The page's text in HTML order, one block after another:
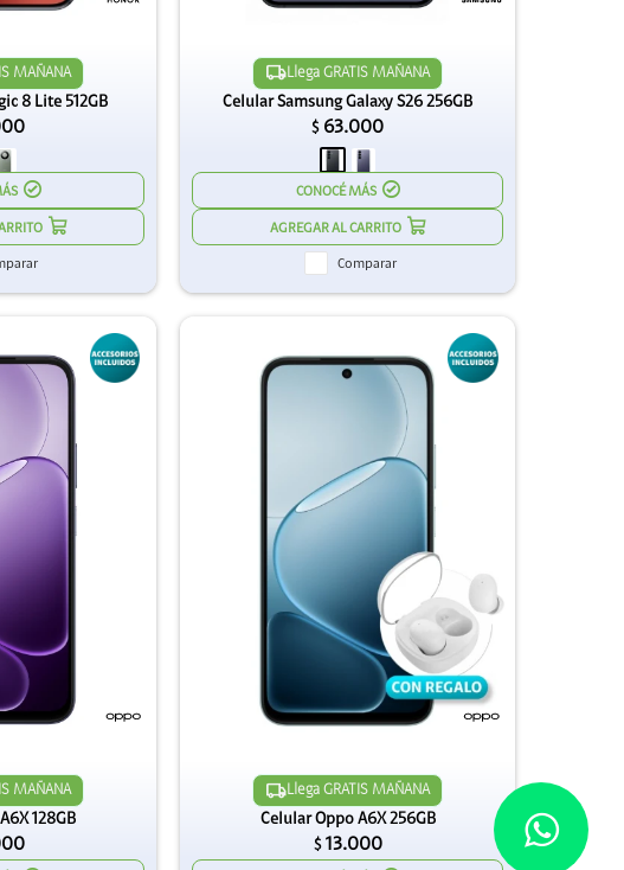
MAÑANA
8 Lite 512GB
Llega GRATIS MAÑANA
Celular Samsung Galaxy S26 256GB
$ 63.000
CONOCÉ MÁS
Comparar
MAÑANA
128GB
Llega GRATIS MAÑANA
Celular Oppo A6X 256GB
$ 13.000